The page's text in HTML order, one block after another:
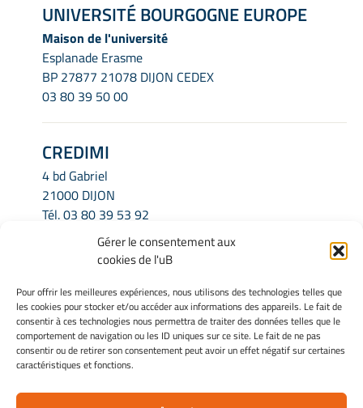
Gérer le consentement aux
cookies de l'uB
Pour offrir les meilleures expériences, nous utilisons des technologies telles que
les cookies pour stocker et/ou accéder aux informations des appareils. Le fait de
consentir à ces technologies nous permettra de traiter des données telles que le
comportement de navigation ou les ID uniques sur ce site. Le fait de ne pas
consentir ou de retirer son consentement peut avoir un effet négatif sur certaines
caractéristiques et fonctions.
UNIVERSITÉ BOURGOGNE EUROPE
Maison de l'université
Esplanade Erasme
BP 27877 21078 DIJON CEDEX
03 80 39 50 00
CREDIMI
4 bd Gabriel
21000 DIJON
Tél.03 80 39 53 92
credimi.secretariat@u-bourgogne.fr
INFORMATIONS LÉGALES
Mentions légales
Gérer mes cookies
Politique de cookies
Déclaration de confidentialité
Avertissement